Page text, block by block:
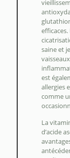
saine et
est
allergies
comme
La
d’acide